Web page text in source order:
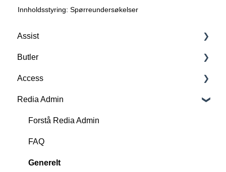
Innholdsstyring: Spørreundersøkelser
Assist
Forstå Assist
Scan, oprett og slett RFID-tags
FAQ
Funksjoner
Utvikling
Butler
Forstå Butler
FAQ
Kjernefunksjoner
Tilkjøpsfunksjoner
Sett opp Butler for biblioteket ditt
Access
Forstå Access
Personteller og alarm
FAQ
Utvikling
Redia Admin
Forstå Redia Admin
FAQ
Generelt